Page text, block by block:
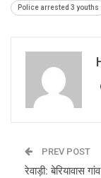
Police arrested 3 youths
PREV POST
रेवाड़ी: बेरियावास